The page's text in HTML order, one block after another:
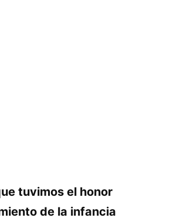
tuvimos el honor
de la infancia